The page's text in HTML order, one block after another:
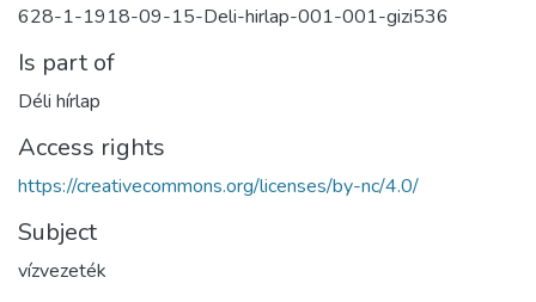
628-1-1918-09-15-Deli-hirlap-001-001-gizi536
Is part of
Déli hírlap
Access rights
https://creativecommons.org/licenses/by-nc/4.0/
Subject
vízvezeték